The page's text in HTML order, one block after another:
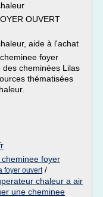
OUVERT
aide à l'achat
foyer
cheminées Lilas
thématisées
foyer
foyer ouvert/
chaleur a air
une cheminee